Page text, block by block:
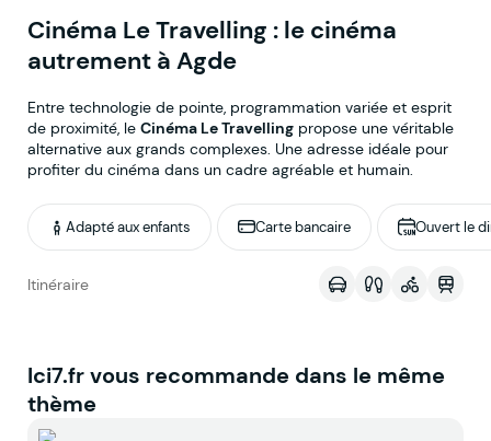
Cinéma Le Travelling : le cinéma
autrement à Agde
Entre technologie de pointe, programmation variée et esprit
de proximité, le Cinéma Le Travelling propose une véritable
alternative aux grands complexes. Une adresse idéale pour
profiter du cinéma dans un cadre agréable et humain.
Adapté aux enfants Carte bancaire Ouvert le
Voir sur la map
Itinéraire
Ici7.fr vous recommande dans le même
thème